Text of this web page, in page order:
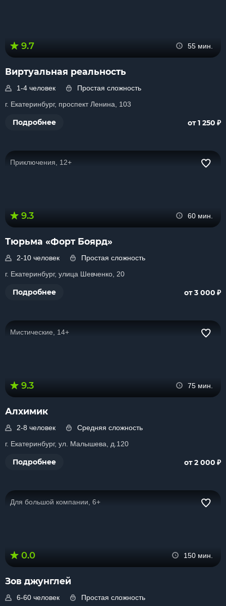
9.7 55 мин.
Виртуальная реальность
1-4 человек
Простая сложность
г. Екатеринбург, проспект Ленина, 103
Подробнее от 1 250 ₽
Приключения, 12+
9.3 60 мин.
Тюрьма «Форт Боярд»
2-10 человек
Простая сложность
г. Екатеринбург, улица Шевченко, 20
Подробнее от 3 000 ₽
Мистические, 14+
9.3 75 мин.
Алхимик
2-8 человек
Средняя сложность
г. Екатеринбург, ул. Малышева, д.120
Подробнее от 2 000 ₽
Для большой компании, 6+
0.0 150 мин.
Зов джунглей
6-60 человек Простая сложность